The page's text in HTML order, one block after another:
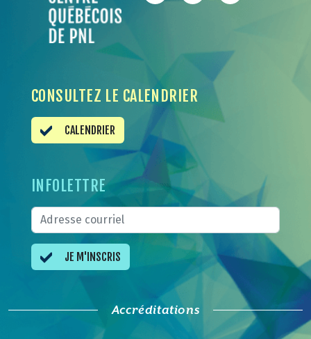
CONSULTEZ LE CALENDRIER
CALENDRIER
INFOLETTRE
JE M'INSCRIS
Accréditations